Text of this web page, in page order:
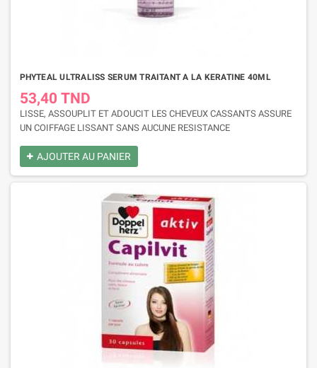
PHYTEAL ULTRALISS SERUM TRAITANT A LA KERATINE 40ML
53,40 TND
LISSE, ASSOUPLIT ET ADOUCIT LES CHEVEUX CASSANTS ASSURE
UN COIFFAGE LISSANT SANS AUCUNE RESISTANCE
AJOUTER AU PANIER